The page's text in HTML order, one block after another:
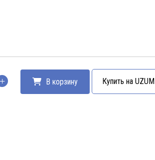
В корзину Купить на UZUM